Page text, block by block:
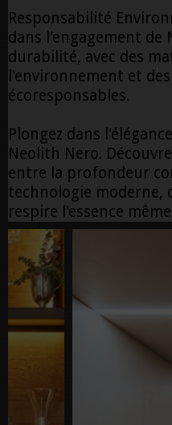
Responsabilité
dans l'engagement de
durabilité, avec des
l'environnement et
écoresponsables.
Plongez dans
Neolith Nero.
entre la profondeur
technologie moderne,
respire l'essence